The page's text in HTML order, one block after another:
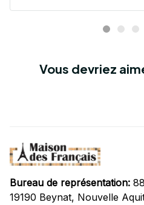
Vous devriez
Bureau de représentation:
19190 Beynat, Nouvelle